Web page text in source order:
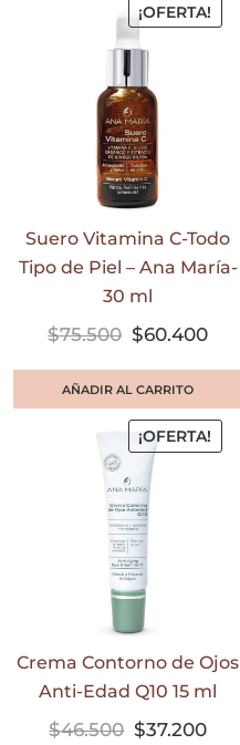
¡OFERTA!
Suero Vitamina C-Todo
Tipo de Piel – Ana María-
30 ml
$75.500 $60.400
AÑADIR AL CARRITO
¡OFERTA!
Crema Contorno de Ojos
Anti-Edad Q10 15 ml
$46.500 $37.200